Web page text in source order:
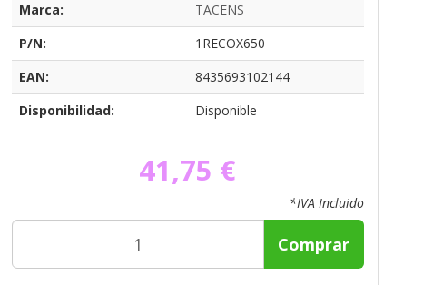
Marca:
TACENS
P/N:
1RECOX650
EAN:
8435693102144
Disponibilidad:
Disponible
41,75 €
*IVA Incluido
Comprar